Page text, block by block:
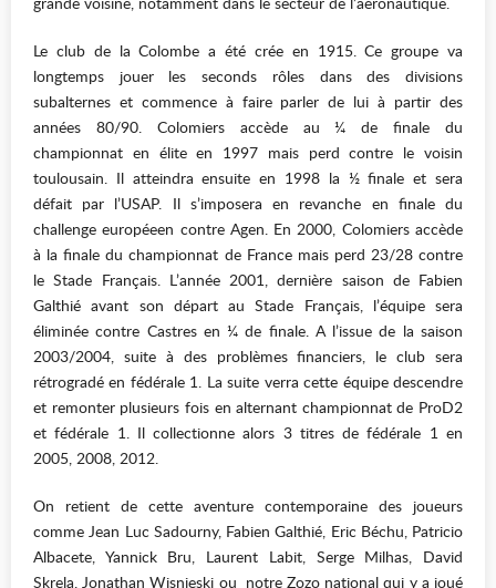
Le club de la Colombe a été crée en 1915. Ce groupe va
longtemps jouer les seconds rôles dans des divisions
subalternes et commence à faire parler de lui à partir des
années 80/90. Colomiers accède au ¼ de finale du
championnat en élite en 1997 mais perd contre le voisin
toulousain. Il atteindra ensuite en 1998 la ½ finale et sera
défait par l’USAP. Il s’imposera en revanche en finale du
challenge européeen contre Agen. En 2000, Colomiers accède
à la finale du championnat de France mais perd 23/28 contre
le Stade Français. L’année 2001, dernière saison de Fabien
Galthié avant son départ au Stade Français, l’équipe sera
éliminée contre Castres en ¼ de finale. A l’issue de la saison
2003/2004, suite à des problèmes financiers, le club sera
rétrogradé en fédérale 1. La suite verra cette équipe descendre
et remonter plusieurs fois en alternant championnat de ProD2
et fédérale 1. Il collectionne alors 3 titres de fédérale 1 en
2005, 2008, 2012.
On retient de cette aventure contemporaine des joueurs
comme Jean Luc Sadourny, Fabien Galthié, Eric Béchu, Patricio
Albacete, Yannick Bru, Laurent Labit, Serge Milhas, David
Skrela, Jonathan Wisnieski ou notre Zozo national qui y a joué